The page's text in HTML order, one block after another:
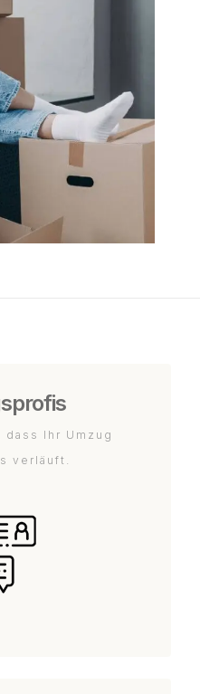
Ihr Umzug
verläuft.